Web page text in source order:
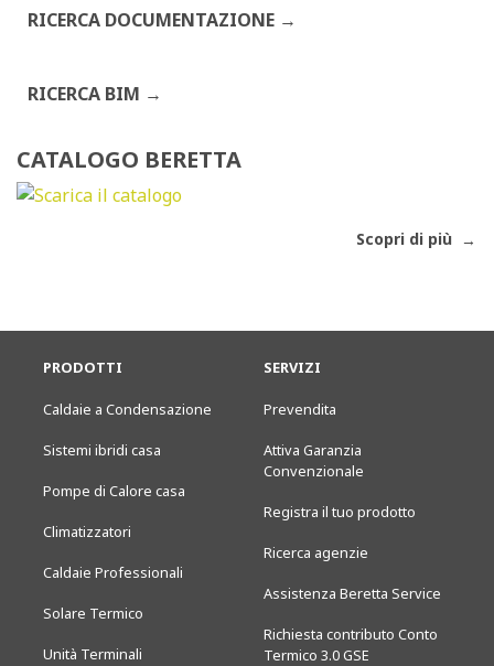
RICERCA DOCUMENTAZIONE
RICERCA BIM
CATALOGO BERETTA
Scopri di più
PRODOTTI
Caldaie a Condensazione
Sistemi ibridi casa
Pompe di Calore casa
Climatizzatori
Caldaie Professionali
Solare Termico
Unità Terminali
SERVIZI
Prevendita
Attiva Garanzia
Convenzionale
Registra il tuo prodotto
Ricerca agenzie
Assistenza Beretta Service
Richiesta contributo Conto
Termico 3.0 GSE